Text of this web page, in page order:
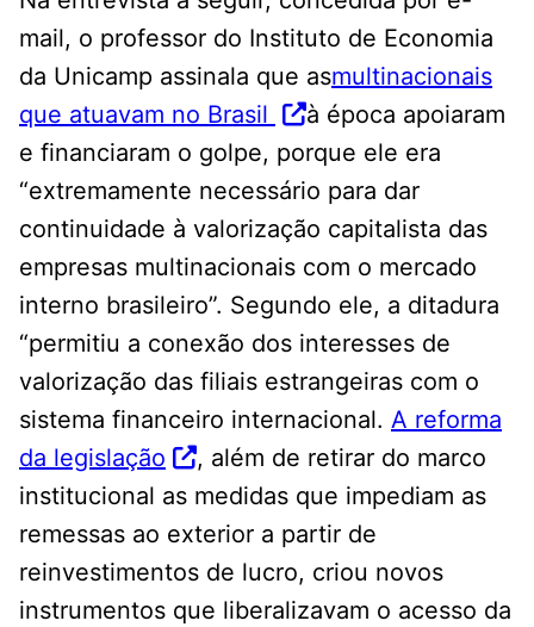
mail, o professor do Instituto de Economia
da Unicamp assinala que asmultinacionais
que atuavam no Brasil
à época apoiaram
e financiaram o golpe, porque ele era
“extremamente necessário para dar
continuidade à valorização capitalista das
empresas multinacionais com o mercado
interno brasileiro”. Segundo ele, a ditadura
“permitiu a conexão dos interesses de
valorização das filiais estrangeiras com o
sistema financeiro internacional. A reforma
da legislação
, além de retirar do marco
institucional as medidas que impediam as
remessas ao exterior a partir de
reinvestimentos de lucro, criou novos
instrumentos que liberalizavam o acesso da